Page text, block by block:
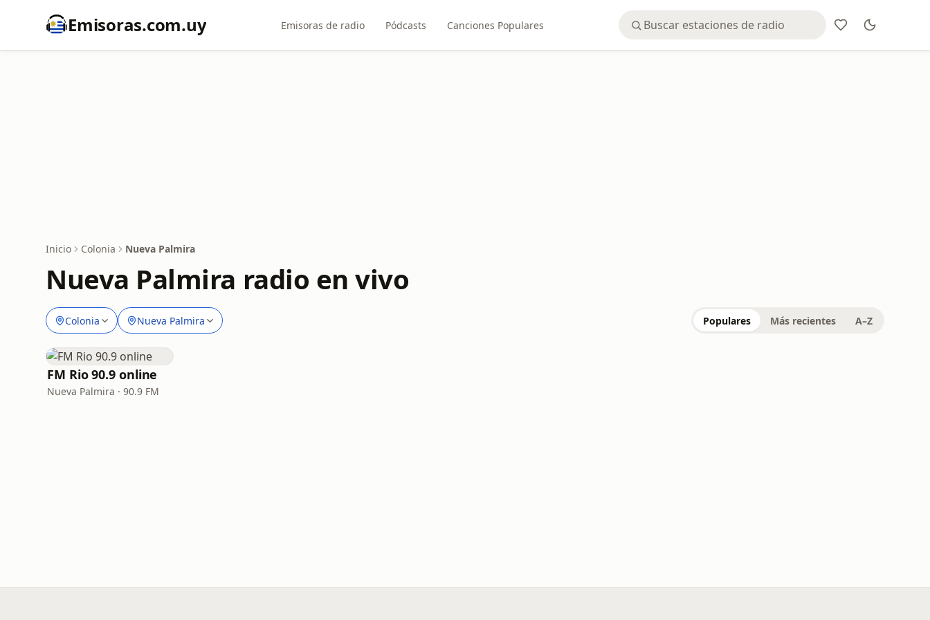
Emisoras.com.uy Emisoras de radio Pódcasts Canciones Populares
Inicio Colonia Nueva Palmira
Nueva Palmira radio en vivo
Colonia Nueva Palmira Populares Más recientes A–Z
FM Rio 90.9 online
Nueva Palmira · 90.9 FM